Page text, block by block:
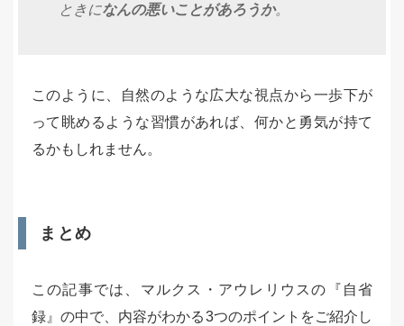
ときになんの悪いことがあろうか。
このように、自然のような広大な視点から一歩下が
って眺めるような習慣があれば、何かと勇気が持て
るかもしれません。
まとめ
この記事では、マルクス・アウレリウスの『自省
録』の中で、内容がわかる3つのポイントをご紹介し